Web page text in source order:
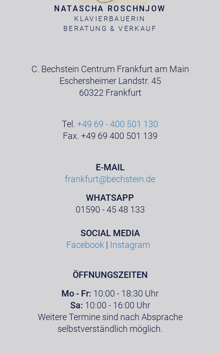
NATASCHA ROSCHNJOW
KLAVIERBAUERIN
BERATUNG & VERKAUF
C. Bechstein Centrum Frankfurt am Main
Eschersheimer Landstr. 45
60322 Frankfurt
Tel. +49 69 - 400 501 130
Fax. +49 69 400 501 139
E-MAIL
frankfurt@bechstein.de
WHATSAPP
01590 - 45 48 133
SOCIAL MEDIA
Facebook | Instagram
ÖFFNUNGSZEITEN
Mo - Fr: 10:00 - 18:30 Uhr
Sa: 10:00 - 16:00 Uhr
Weitere Termine sind nach Absprache
selbstverständlich möglich.